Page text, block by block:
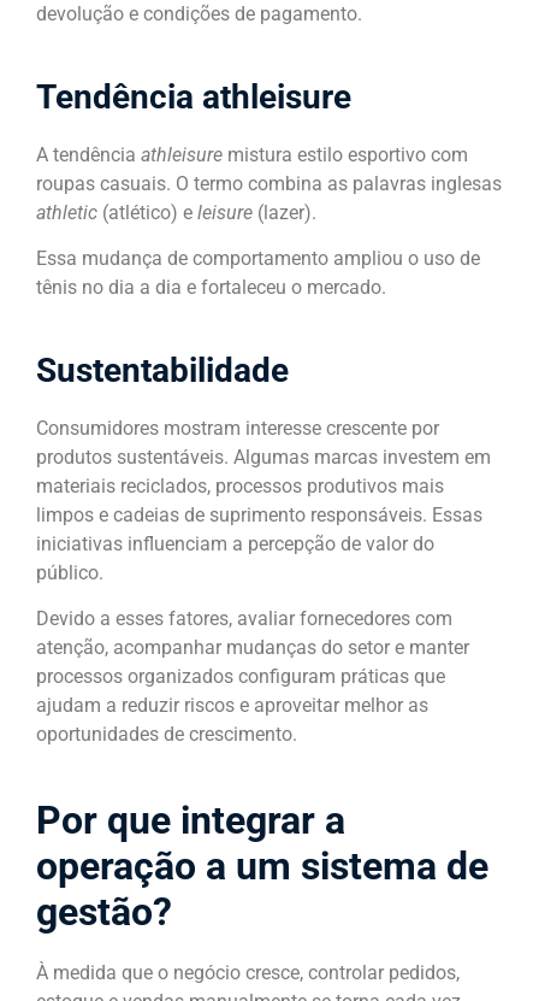
devolução e condições de pagamento.
Tendência athleisure
A tendência athleisure mistura estilo esportivo com
roupas casuais. O termo combina as palavras inglesas
athletic (atlético) e leisure (lazer).
Essa mudança de comportamento ampliou o uso de
tênis no dia a dia e fortaleceu o mercado.
Sustentabilidade
Consumidores mostram interesse crescente por
produtos sustentáveis. Algumas marcas investem em
materiais reciclados, processos produtivos mais
limpos e cadeias de suprimento responsáveis. Essas
iniciativas influenciam a percepção de valor do
público.
Devido a esses fatores, avaliar fornecedores com
atenção, acompanhar mudanças do setor e manter
processos organizados configuram práticas que
ajudam a reduzir riscos e aproveitar melhor as
oportunidades de crescimento.
Por que integrar a
operação a um sistema de
gestão?
À medida que o negócio cresce, controlar pedidos,